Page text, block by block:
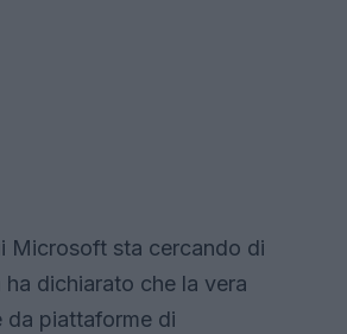
Microsoft sta cercando di
dichiarato che la vera
da piattaforme di